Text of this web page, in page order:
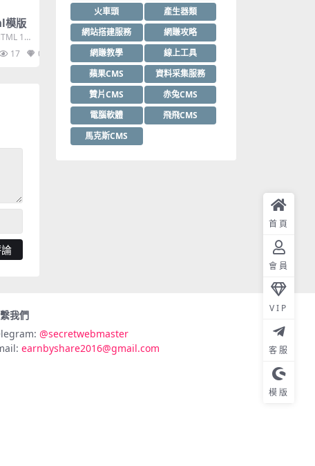
模版
1.0
17 0
火車頭
產生器類
網站搭建服務
網賺攻略
網賺教學
線上工具
蘋果CMS
資料采集服務
贊片CMS
赤兔CMS
電腦軟體
飛飛CMS
馬克斯CMS
我們
@secretwebmaster
earnbyshare2016@gmail.com
首頁
會員
VIP
客服
模版